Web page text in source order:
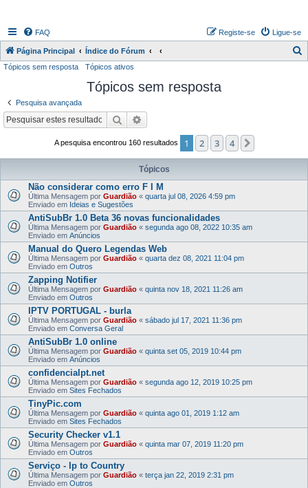
FAQ Ligue-se
Registe-se
Página Principal Índice do Fórum
r
Tópicos sem resposta Tópicos ativos
Tópicos sem resposta
Pesquisa avançada
Pesquisar
A pesquisa encontrou 160 resultados 1 2 3 4
Tópicos
Não considerar como erro F I M
Última Mensagem por Guardião « quarta jul 08, 2026 4:59 pm
Enviado em Ideias e Sugestões
AntiSubBr 1.0 Beta 36 novas funcionalidades
Última Mensagem por Guardião « segunda ago 08, 2022 10:35 am
Enviado em Anúncios
Manual do Quero Legendas Web
Última Mensagem por Guardião « quarta dez 08, 2021 11:04 pm
Enviado em Outros
Zapping Notifier
Última Mensagem por Guardião « quinta nov 18, 2021 11:26 am
Enviado em Outros
IPTV PORTUGAL - burla
Última Mensagem por Guardião « sábado jul 17, 2021 11:36 pm
Enviado em Conversa Geral
AntiSubBr 1.0 online
Última Mensagem por Guardião « quinta set 05, 2019 10:44 pm
Enviado em Anúncios
confidencialpt.net
Última Mensagem por Guardião « segunda ago 12, 2019 10:25 pm
Enviado em Sites Fechados
TinyPic.com
Última Mensagem por Guardião « quinta ago 01, 2019 1:12 am
Enviado em Sites Fechados
Security Checker v1.1
Última Mensagem por Guardião « quinta mar 07, 2019 11:20 pm
Enviado em Outros
Serviço - Ip to Country
Última Mensagem por Guardião « terça jan 22, 2019 2:31 pm
Enviado em Outros